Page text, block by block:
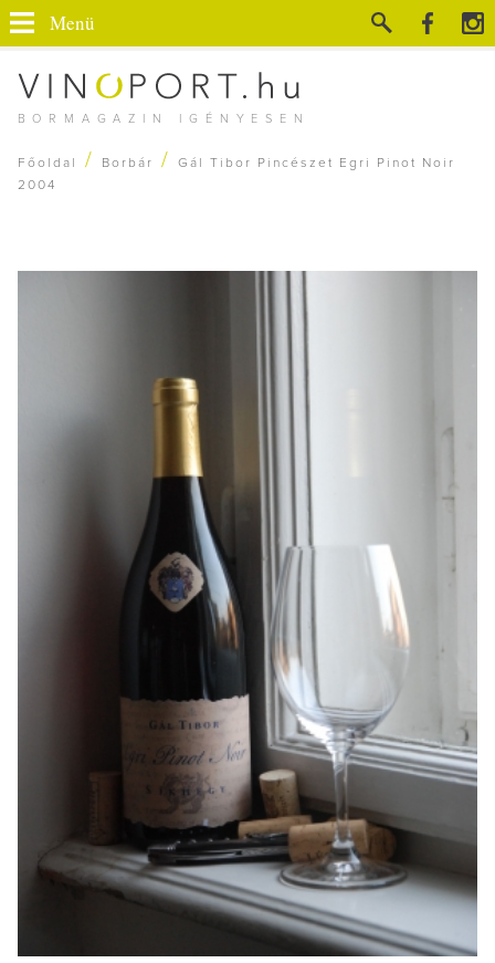
BORMAGAZIN IGÉNYESEN
Menü
Főoldal / Borbár /
Gál Tibor Pincészet Egri Pinot Noir
2004